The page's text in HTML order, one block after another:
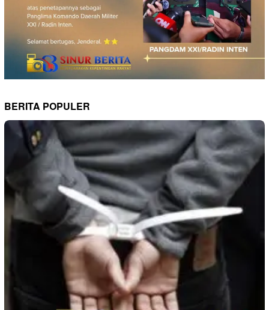
BERITA POPULER